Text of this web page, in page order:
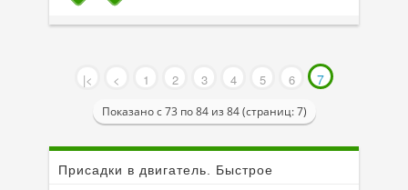
|< < 1 2 3 4 5 6 7
Показано с 73 по 84 из 84 (страниц: 7)
Присадки в двигатель. Быстрое